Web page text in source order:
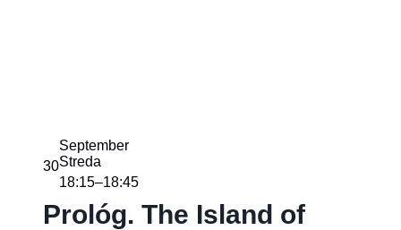
30
September
Streda
18:15–18:45
Prológ. The Island of